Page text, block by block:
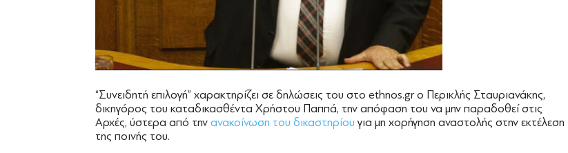
“Συνειδητή επιλογή” χαρακτηρίζει σε δηλώσεις του στο ethnos.gr ο Περικλής Σταυριανάκης,
δικηγόρος του καταδικασθέντα Χρήστου Παππά, την απόφαση του να μην παραδοθεί στις
Αρχές, ύστερα από την ανακοίνωση του δικαστηρίου για μη χορήγηση αναστολής στην εκτέλεση
της ποινής του.